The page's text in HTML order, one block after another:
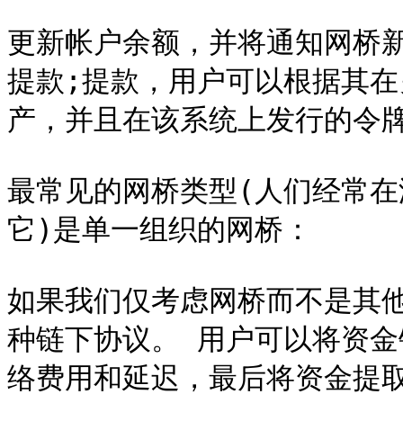
更新帐户余额，并将通知网桥
提款;提款，用户可以根据其
产，并且在该系统上发行的令
最常见的网桥类型(人们经常
它)是单一组织的网桥：
如果我们仅考虑网桥而不是其
种链下协议。 用户可以将资
络费用和延迟，最后将资金